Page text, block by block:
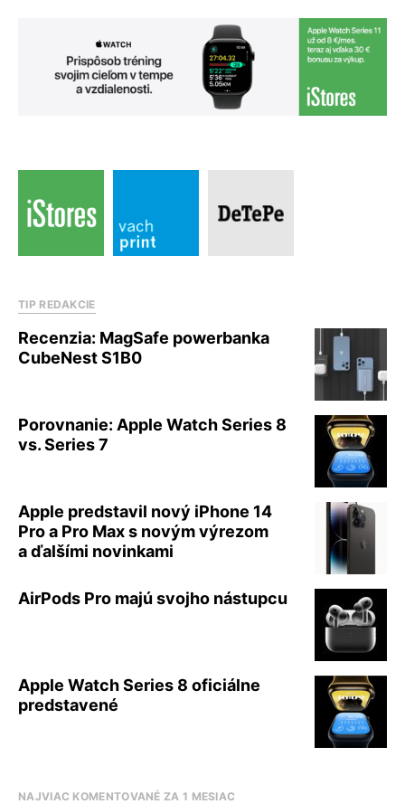
TIP REDAKCIE
Recenzia: MagSafe powerbanka
CubeNest S1B0
Porovnanie: Apple Watch Series 8
vs. Series 7
Apple predstavil nový iPhone 14
Pro a Pro Max s novým výrezom
a ďalšími novinkami
AirPods Pro majú svojho nástupcu
Apple Watch Series 8 oficiálne
predstavené
NAJVIAC KOMENTOVANÉ ZA 1 MESIAC